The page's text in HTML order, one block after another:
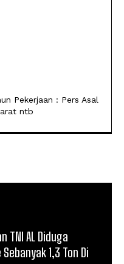
Pekerjaan : Pers Asal
ntb
TNI AL Diduga
1,3 Ton Di